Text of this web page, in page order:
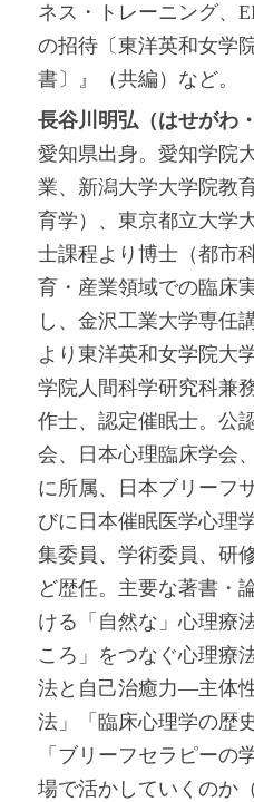
ネス・トレーニング、
の招待〔東洋英和女学
書〕』（共編）など。
長谷川明弘（はせがわ
愛知県出身。愛知学院
業、新潟大学大学院教
育学）、東京都立大学
士課程より博士（都市
育・産業領域での臨床
し、金沢工業大学専任
より東洋英和女学院大
学院人間科学研究科兼
作士、認定催眠士。公
会、日本心理臨床学会
に所属、日本ブリーフ
びに日本催眠医学心理
集委員、学術委員、研
ど歴任。主要な著書・
ける「自然な」心理療
ころ」をつなぐ心理療
法と自己治癒力―主体
法」「臨床心理学の歴
「ブリーフセラピーの
場で活かしていくのか